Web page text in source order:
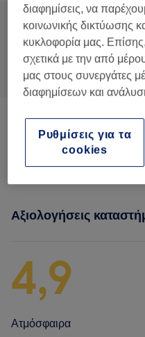
Όλα
Αξιολογήσεις
4,9
Ατμόσφαιρα
διαφημίσεις, να
κοινωνικής δικτύωσης
κυκλοφορία μας.
σχετικά με την από
μας στους συνεργάτες
διαφημίσεων και
Ρυθμίσεις για τα
cookies